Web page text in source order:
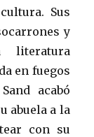
Sus
y
literatura
en fuegos
acabó
abuela a la
con su